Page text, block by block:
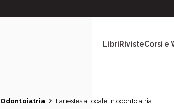
LibriRivisteCorsi e
Odontoiatria L’anestesia locale in odontoiatria